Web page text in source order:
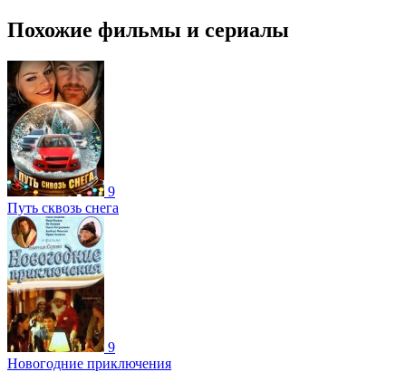
Похожие фильмы и сериалы
9
Путь сквозь снега
9
Новогодние приключения